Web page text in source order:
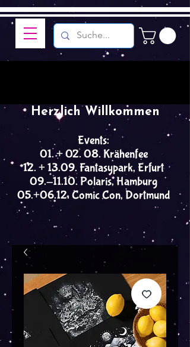
Events:
01. + 02. 08. Krähenfee
12. + 13.09. Fantasypark, Erfurt
09.-11.10. Polaris, Hamburg
05.+06.12. Comic Con, Dortmund
Herzlich Willkommen